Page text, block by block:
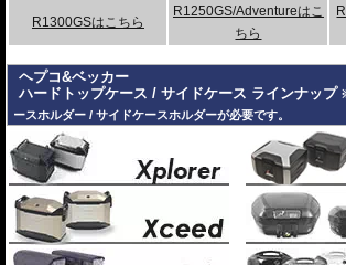
R1300GSはこちら
R1250GS/Adventureはこ
ちら
ヘプコ&ベッカー
ハードトップケース / サイドケース ラインナップ
ースホルダー / サイドケースホルダーが必要です。